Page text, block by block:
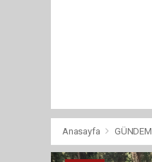
Anasayfa GÜNDEM